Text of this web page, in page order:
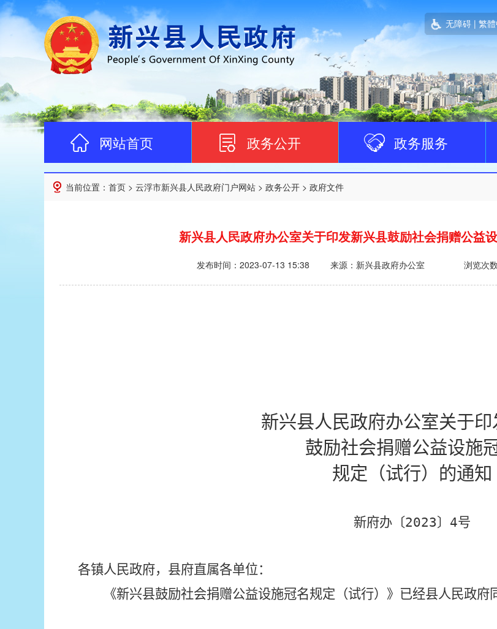
无障碍 | 繁
网站首页 政务公开 政务服务
当前位置： 首页 > 云浮市新兴县人民政府门户网站 > 政务公开 > 政府文件
新兴县人民政府办公室关于印发新兴县鼓励社会捐赠公益
发布时间： 2023-07-13 15:38 来源：新兴县政府办公室 浏览次
新兴县人民政府办公室关于印
鼓励社会捐赠公益设施
规定（试行） 的通知
新府办〔2023〕 4号
各镇人民政府，县府直属各单位：
《新兴县鼓励社会捐赠公益设施冠名规定（试行）》已经县人民政府